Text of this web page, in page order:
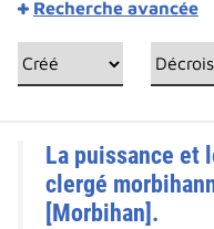
Recherche avancée
La puissance et
clergé
[Morbihan].